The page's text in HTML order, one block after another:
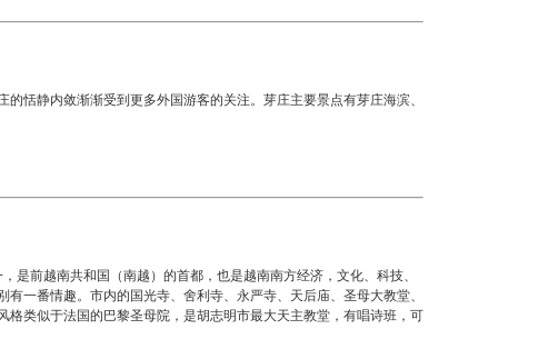
恬静内敛渐渐受到更多外国游客的关注。芽庄主要景点有芽庄海滨、
是前越南共和国（南越）的首都，也是越南南方经济，文化、科技、
一番情趣。市内的国光寺、舍利寺、永严寺、天后庙、圣母大教堂、
类似于法国的巴黎圣母院，是胡志明市最大天主教堂，有唱诗班，可